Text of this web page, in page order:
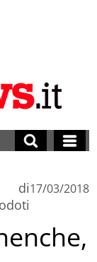
di17/03/2018